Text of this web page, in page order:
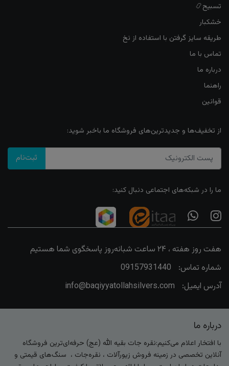
تسبیح📿
خشکبار
طریقه سایز گرفتن با استفاده از نخ
تماس با ما
درباره ما
راهنما
قوانین
از تخفیف‌ها و جدیدترین‌های فروشگاه ما باخبر شوید:
ثبت‌نام
ما را در شبکه‌های اجتماعی دنبال کنید:
هفت روز هفته ، ۲۴ ساعت شبانه‌روز پاسخگوی شما هستیم
شماره تماس:
09157931440
آدرس ایمیل:
info@baqiyyatollahsilvers.com
درباره ما
با افتخار اعلام می‌کنیم:نقره جات بقیه الله (عج) حرفه‌ای‌ترین فروشگاه
آنلاین تخصصی در زمینه فروش زیورآلات ، نقره‌جات ، سنگ‌های قیمتی و